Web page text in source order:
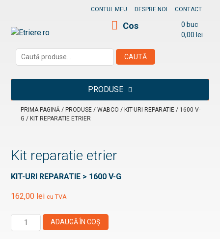
content
Etriere.ro
CONTUL MEU DESPRE NOI CONTACT
Caută
după:
CAUTĂ
Cos
0 buc
0,00 lei
PRODUSE
PRIMA PAGINĂ / PRODUSE /WABCO / KIT-URI REPARATIE / 1600 V-
G / KIT REPARATIE ETRIER
Kit reparatie etrier
KIT-URI REPARATIE > 1600 V-G
162,00 lei cu TVA
Cantitate
Kit
ADAUGĂ ÎN COȘ